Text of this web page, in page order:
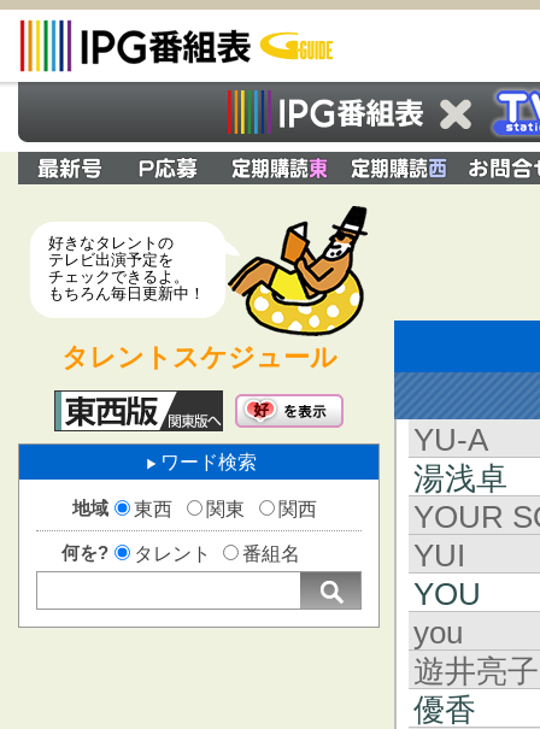
好きなタレントの
テレビ出演予定を
チェックできるよ。
もちろん毎日更新中！
タレントスケジュール
ワード検索
地域 東西 関東 関西
何を? タレント 番組名
YU-A
湯浅卓
YOUR
YUI
YOU
you
遊井亮子
優香